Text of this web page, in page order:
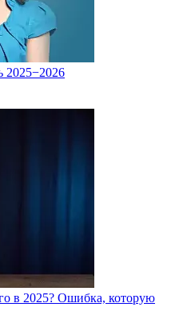
2025−2026
в 2025? Ошибка, которую